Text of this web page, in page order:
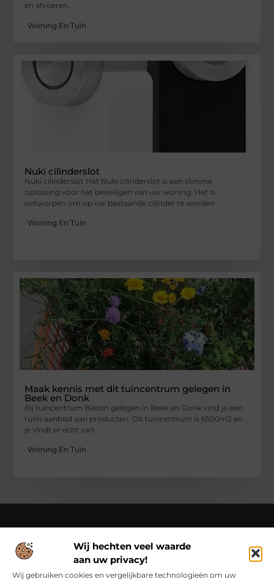
Wij hechten veel waarde
aan uw privacy!
Wij gebruiken cookies en vergelijkbare technologieën om uw
en afvoeren,
Woning En Tuin
Nuki cilinderslot
Nuki cilinderslot Het Nuki cilinderslot is een slimme
oplossing voor het beveiligen van uw woning. Het is
ontworpen om op uw bestaande cilinder te worden
Woning En Tuin
Maak kennis met dit tuincentrum gelegen in
Beek en Donk
Bij tuincentrum Biezen gelegen in Beek en Donk vind je een
ruim aanbod aan producten. Dit tuincentrum is 6500m2 en
je vindt er echt van
Woning En Tuin
Over Cn-flex
Cn-flex.nl – Altijd in beweging – verhalen voor elke dag.
Ontdek inspirerende blogs en artikelen die het dagelijks leven